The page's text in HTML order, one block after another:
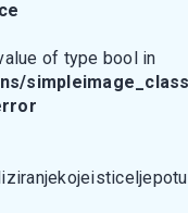
of type bool in